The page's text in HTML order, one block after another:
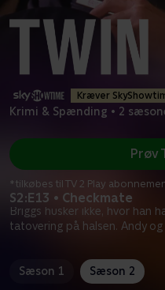
Kræver
Krimi & Spænding • 2
S2:E13 • Checkmate
Briggs husker ikke, hvor han
tatovering på halsen. Andy
Prøv
*tilkøbes til TV 2 Play
Sæson 1 Sæson 2